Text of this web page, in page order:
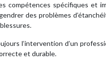
compétences spécifiques et
des problèmes
l’intervention d’un
et durable.